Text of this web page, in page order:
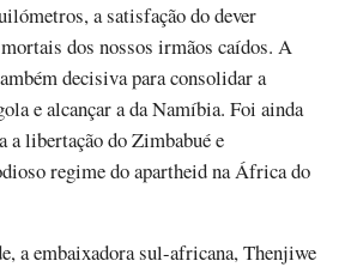
a satisfação do dever
dos nossos irmãos caídos. A
decisiva para consolidar a
e alcançar a da Namíbia. Foi ainda
a libertação do Zimbabué e
regime do apartheid na África do
a embaixadora sul-africana, Thenjiwe